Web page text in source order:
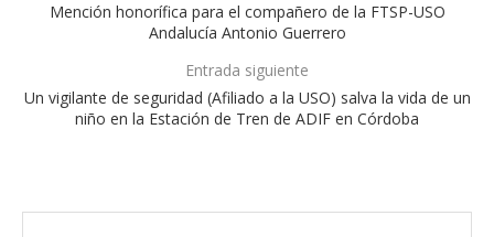
Mención honorífica para el compañero de la FTSP-USO
Andalucía Antonio Guerrero
Entrada siguiente
Un vigilante de seguridad (Afiliado a la USO) salva la vida de un
niño en la Estación de Tren de ADIF en Córdoba